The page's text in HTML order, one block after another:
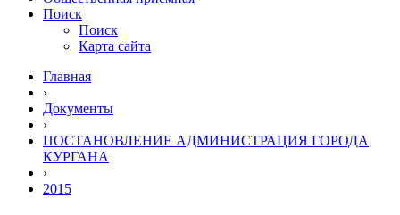
Поиск
Поиск
Карта сайта
Главная
›
Документы
›
ПОСТАНОВЛЕНИЕ АДМИНИСТРАЦИЯ ГОРОДА
КУРГАНА
›
2015